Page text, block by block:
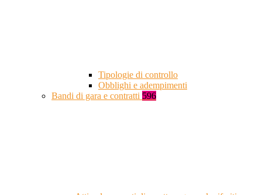
Tipologie di controllo
Obblighi e adempimenti
Bandi di gara e contratti 596